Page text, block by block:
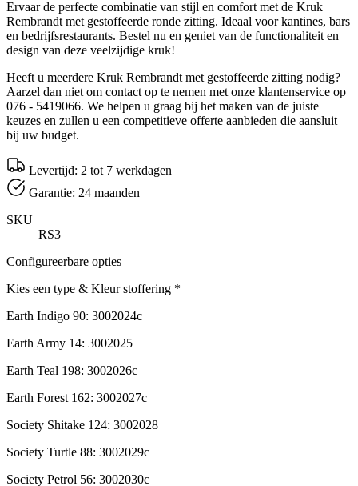
Ervaar de perfecte combinatie van stijl en comfort met de Kruk
Rembrandt met gestoffeerde ronde zitting. Ideaal voor kantines, bars
en bedrijfsrestaurants. Bestel nu en geniet van de functionaliteit en
design van deze veelzijdige kruk!
Heeft u meerdere Kruk Rembrandt met gestoffeerde zitting nodig?
Aarzel dan niet om contact op te nemen met onze klantenservice op
076 - 5419066. We helpen u graag bij het maken van de juiste
keuzes en zullen u een competitieve offerte aanbieden die aansluit
bij uw budget.
Levertijd: 2 tot 7 werkdagen
Garantie: 24 maanden
SKU
RS3
Configureerbare opties
Kies een type & Kleur stoffering *
Earth Indigo 90: 3002024c
Earth Army 14: 3002025
Earth Teal 198: 3002026c
Earth Forest 162: 3002027c
Society Shitake 124: 3002028
Society Turtle 88: 3002029c
Society Petrol 56: 3002030c